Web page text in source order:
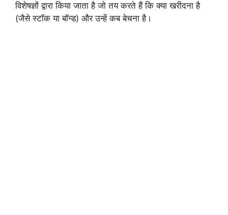
विशेषज्ञों द्वारा किया जाता है जो तय करते हैं कि क्या खरीदना है
(जैसे स्टॉक या बॉन्ड) और उन्हें कब बेचना है।